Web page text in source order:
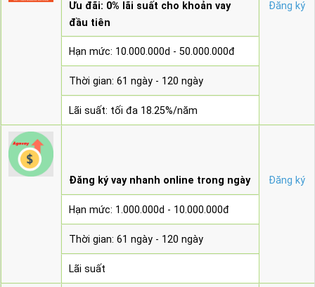
Ưu đãi: 0% lãi suất cho khoản vay
đầu tiên
Đăng ký
Hạn mức: 10.000.000d - 50.000.000đ
Thời gian: 61 ngày - 120 ngày
Lãi suất: tối đa 18.25%/năm
Đăng ký vay nhanh online trong ngày Đăng ký
Hạn mức: 1.000.000d - 10.000.000đ
Thời gian: 61 ngày - 120 ngày
Lãi suất